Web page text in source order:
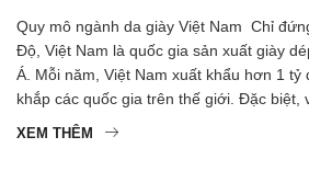
Quy mô ngành da giày Việt Nam Chỉ
Độ, Việt Nam là quốc gia sản xuất giày
Á. Mỗi năm, Việt Nam xuất khẩu hơn 1 tỷ
khắp các quốc gia trên thế giới. Đặc biệt,
XEM THÊM